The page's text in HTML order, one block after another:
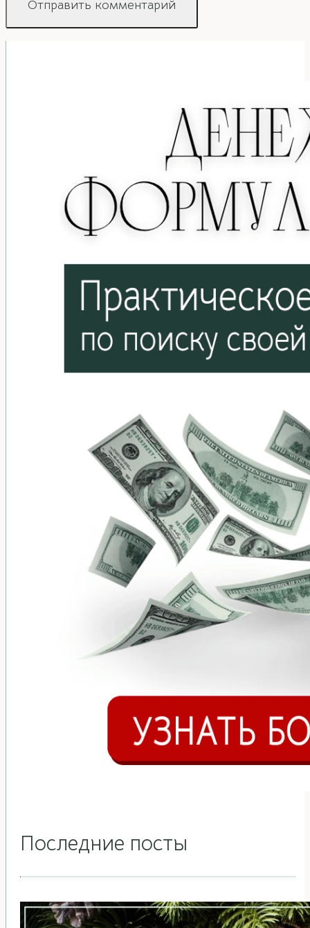
Последние посты